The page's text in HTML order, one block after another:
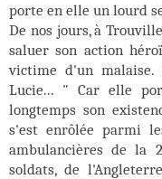
porte en elle un lourd
De nos jours, à
saluer son action
victime d'un
Lucie... " Car elle
longtemps son
s'est enrôlée parmi
ambulancières de la
soldats, de